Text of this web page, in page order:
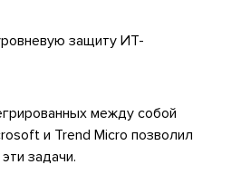
защиту ИТ-
между собой
и Trend Micro позволил
задачи.